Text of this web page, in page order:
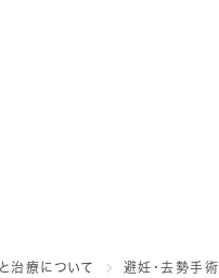
治療について 避妊・去勢手術